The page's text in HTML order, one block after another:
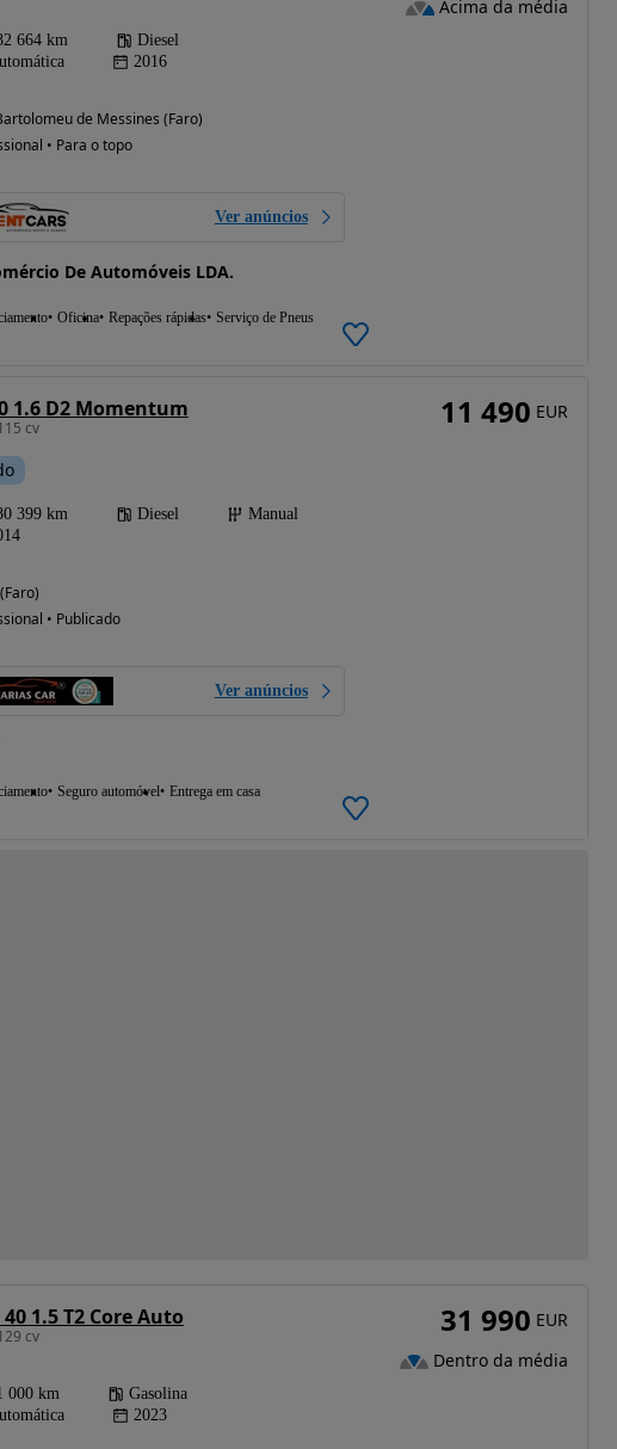
664 km
Diesel
2016
de Messines (Faro)
• Para o topo
Ver anúncios
De Automóveis LDA.
Oficina Repações rápidas Serviço de Pneus
Acima da média
1.6 D2 Momentum
cv
399 km Diesel
Manual
• Publicado
Ver anúncios
Seguro automóvel Entrega em casa
11 490 EUR
1.5 T2 Core Auto
cv
000 km
Gasolina
2023
31 990 EUR
Dentro da média